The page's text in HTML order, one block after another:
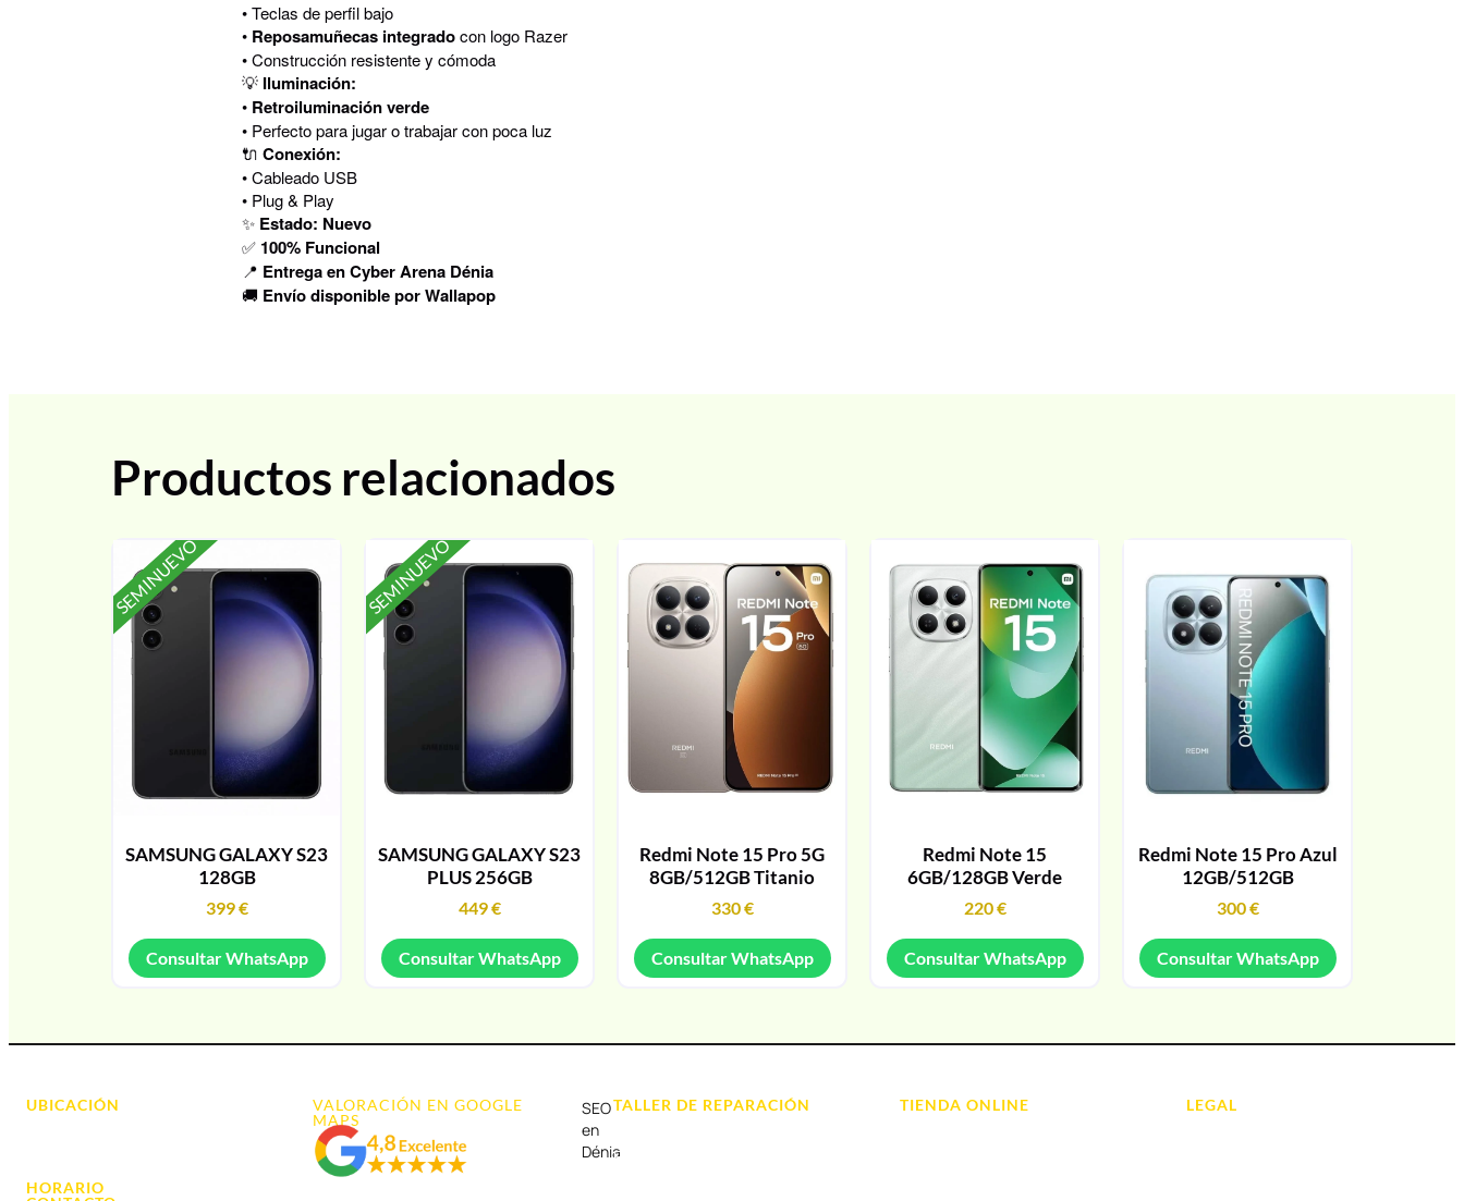
• Teclas de perfil bajo
• Reposamuñecas integradocon logo Razer
• Construcción resistente y cómoda
💡 Iluminación:
• Retroiluminación verde
• Perfecto para jugar o trabajar con poca luz
🔌 Conexión:
• Cableado USB
• Plug & Play
✨ Estado: Nuevo
✅ 100% Funcional
📍 Entrega en Cyber Arena Dénia
🚚 Envío disponible por Wallapop
Productos relacionados
SEMINUEVO
SAMSUNG GALAXY S23
128GB
399€
Consultar WhatsApp
SEMINUEVO
SAMSUNG GALAXY S23
PLUS 256GB
449€
Consultar WhatsApp
Redmi Note 15 Pro 5G
8GB/512GB Titanio
330€
Consultar WhatsApp
Redmi Note 15
6GB/128GB Verde
220€
Consultar WhatsApp
Redmi Note 15 Pro Azul
12GB/512GB
300€
Consultar WhatsApp
UBICACIÓN
HORARIO
VALORACIÓN EN GOOGLE
MAPS
SEO
en
Dénia
TALLER DE REPARACIÓN
Reparación de Tablets
TIENDA ONLINE LEGAL